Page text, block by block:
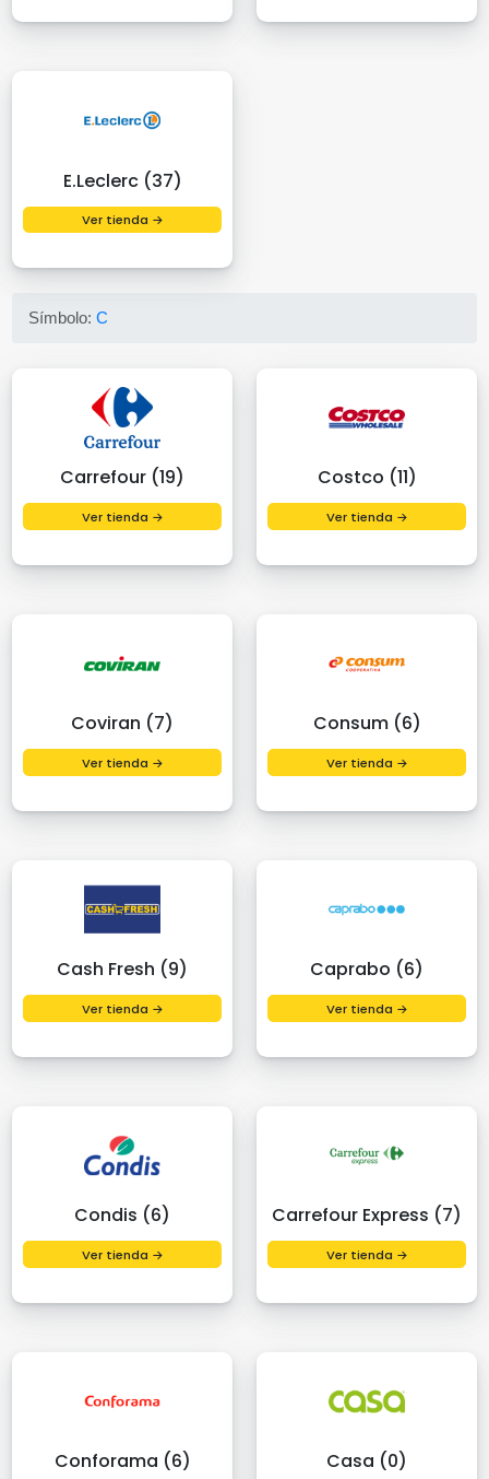
E.Leclerc (37)
Ver tienda →
Símbolo:C
Carrefour (19)
Ver tienda →
Costco (11)
Ver tienda →
Coviran (7)
Ver tienda →
Consum (6)
Ver tienda →
Cash Fresh (9)
Ver tienda →
Caprabo (6)
Ver tienda →
Condis (6)
Ver tienda →
Carrefour Express (7)
Ver tienda →
Conforama (6) Casa (0)